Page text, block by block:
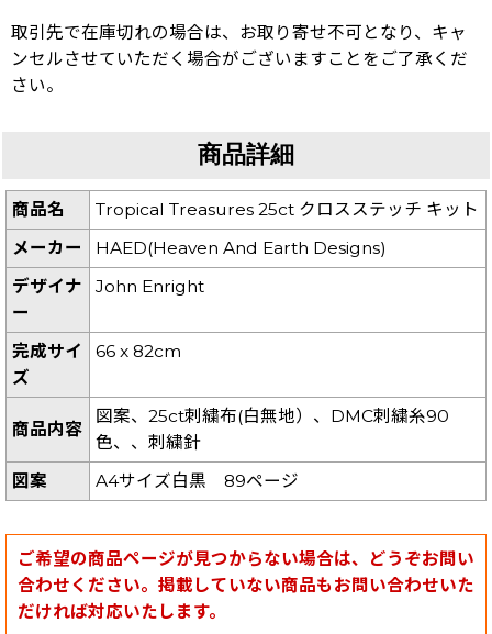
取引先で在庫切れの場合は、お取り寄せ不可となり、キャ
ンセルさせていただく場合がございますことをご了承くだ
さい。
商品詳細
商品名
Tropical Treasures 25ct クロスステッチ キット
メーカー
HAED(Heaven And Earth Designs)
デザイナ
ー
John Enright
完成サイ
ズ
66 x 82cm
商品内容
図案、25ct刺繍布(白無地）、DMC刺繍糸90
色、、刺繍針
図案
A4サイズ白黒 89ページ
ご希望の商品ページが見つからない場合は、どうぞお問い
合わせください。掲載していない商品もお問い合わせいた
だければ対応いたします。